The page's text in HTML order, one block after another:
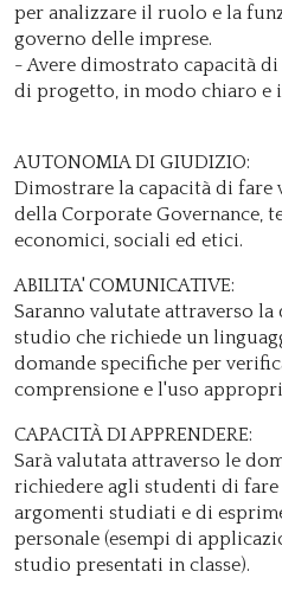
per analizzare il ruolo e la
governo delle imprese.
- Avere dimostrato capacità
di progetto, in modo chiaro e
AUTONOMIA DI GIUDIZIO:
Dimostrare la capacità di
della Corporate Governance,
economici, sociali ed etici.
ABILITA' COMUNICATIVE:
Saranno valutate attraverso la
studio che richiede un
domande specifiche per
comprensione e l'uso
CAPACITÀ DI APPRENDERE:
Sarà valutata attraverso le
richiedere agli studenti di
argomenti studiati e di
personale (esempi di
studio presentati in classe).